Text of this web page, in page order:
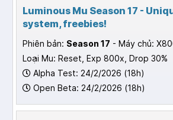
Luminous Mu Season 17 -
system, freebies!
Phiên bản: Season 17 - Máy chủ:
Loại Mu: Reset, Exp 800x, Drop 30%
Alpha Test: 24/2/2026 (18h)
Open Beta: 24/2/2026 (18h)